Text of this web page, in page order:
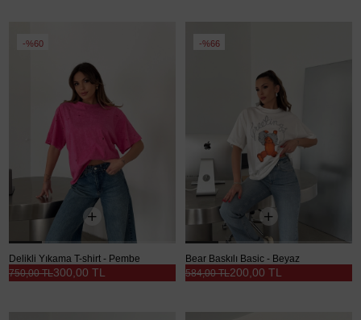
%60
Delikli Yıkama T-shirt - Pembe
300,00 TL
750,00 TL
%66
Bear Baskılı Basic - Beyaz
200,00 TL
584,00 TL